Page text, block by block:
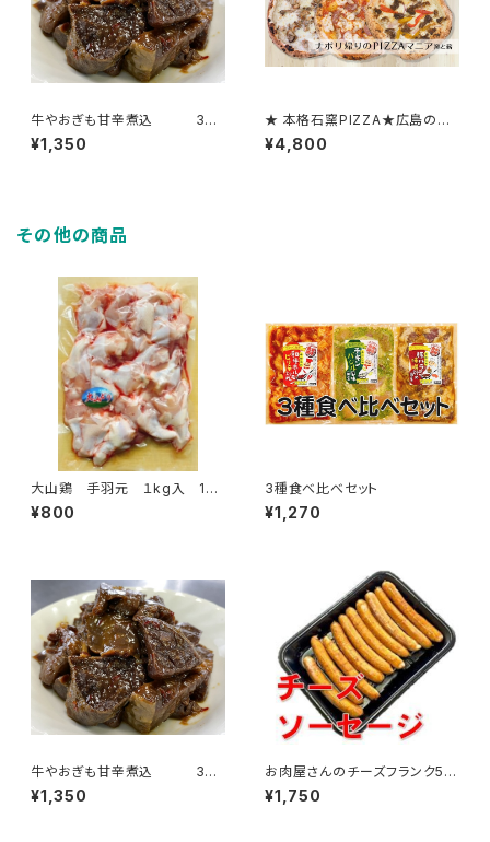
牛やおぎも甘辛煮込 3個
パックセット
¥1,350
★ 本格石窯PIZZA★広島の名
産を使ったこだわり３種
¥4,800
その他の商品
大山鶏 手羽元 １kg入 1
袋 約17本～19本入
¥800
3種食べ比べセット
¥1,270
牛やおぎも甘辛煮込 3個
パックセット
¥1,350
お肉屋さんのチーズフランク50
0g
¥1,750